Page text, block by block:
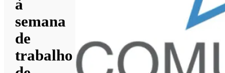
à
semana
de
trabalho